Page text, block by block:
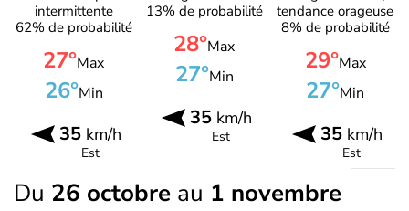
intermittente
62% de probabilité
27°Max
26°Min
35km/h
Est
13% de probabilité
28°Max
27°Min
35km/h
Est
tendance orageuse
8% de probabilité
29°Max
27°Min
35 km/h
Est
Du 26 octobre au 1 novembre